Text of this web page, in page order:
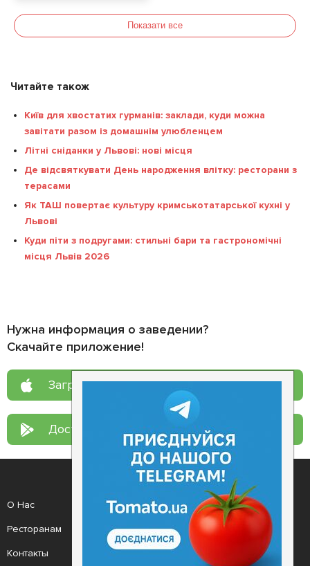
Показати все
Читайте також
Київ для хвостатих гурманів: заклади, куди можна
завітати разом із домашнім улюбленцем
Літні сніданки у Львові: нові місця
Де відсвяткувати День народження влітку: ресторани з
терасами
Як ТАШ повертає культуру кримськотатарської кухні у
Львові
Куди піти з подругами: стильні бари та гастрономічні
місця Львів 2026
Нужна информация о заведении?
Скачайте приложение!
Загрузите в App Store
Доступно в Google Play
О Нас
Ресторанам
Контакты
Рецепт дня
Новости
Анонсы